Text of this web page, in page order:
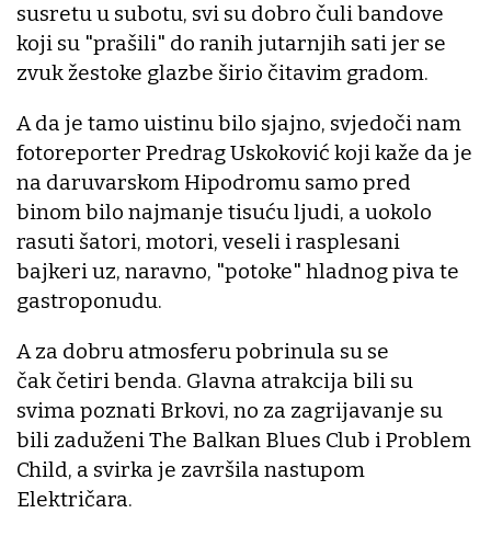
susretu u subotu, svi su dobro čuli bandove
koji su "prašili" do ranih jutarnjih sati jer se
zvuk žestoke glazbe širio čitavim gradom.
A da je tamo uistinu bilo sjajno, svjedoči nam
fotoreporter Predrag Uskoković koji kaže da je
na daruvarskom Hipodromu samo pred
binom bilo najmanje tisuću ljudi, a uokolo
rasuti šatori, motori, veseli i rasplesani
bajkeri uz, naravno, "potoke" hladnog piva te
gastroponudu.
A za dobru atmosferu pobrinula su se
čak četiri benda. Glavna atrakcija bili su
svima poznati Brkovi, no za zagrijavanje su
bili zaduženi The Balkan Blues Club i Problem
Child, a svirka je završila nastupom
Električara.